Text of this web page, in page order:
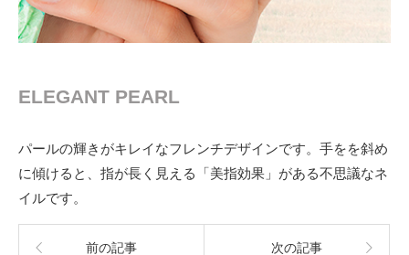
ELEGANT PEARL
パールの輝きがキレイなフレンチデザインです。手をを斜め
に傾けると、指が長く見える「美指効果」がある不思議なネ
イルです。
前の記事 次の記事